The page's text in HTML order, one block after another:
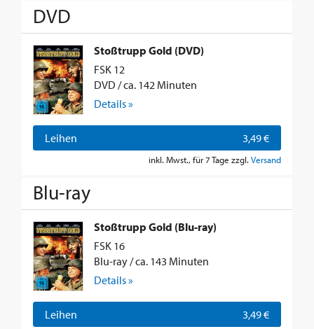
DVD
Stoßtrupp Gold (DVD)
FSK 12
DVD / ca. 142 Minuten
Details »
Leihen 3,49 €
inkl. Mwst., für 7 Tage zzgl. Versand
Blu-ray
Stoßtrupp Gold (Blu-ray)
FSK 16
Blu-ray / ca. 143 Minuten
Details »
Leihen 3,49 €